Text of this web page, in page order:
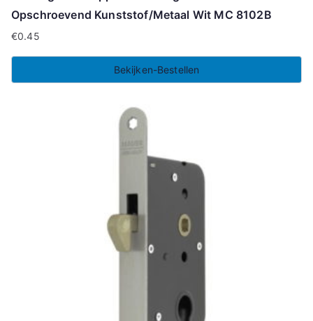
Opschroevend Kunststof/Metaal Wit MC 8102B
€0.45
Bekijken-Bestellen